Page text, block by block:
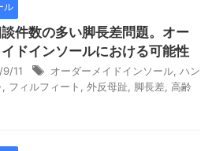
ル
件数の多い脚長差問題。オー
ドインソールにおける可能性
11 オーダーメイドインソール ハン
フィルフィート 外反母趾 脚長差 高齢